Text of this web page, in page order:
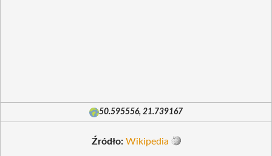
50.595556, 21.739167
Źródło: Wikipedia